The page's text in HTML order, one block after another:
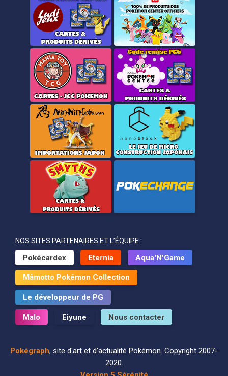
NOS SITES PARTENAIRES ET L’ÉQUIPE :
Pokécardex Eternia Aqua'N'Game
Mâmotto Pokémon Collection
Le développeur de PG
Malo Eiyune Nous contacter
Pokégraph, site d'art et d'actualité Pokémon. Copyright 2007-
2020.